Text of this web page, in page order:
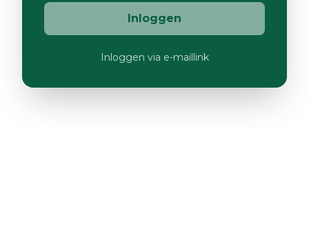
Inloggen
Inloggen via e-maillink